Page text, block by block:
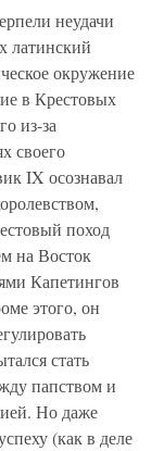
неудачи
латинский
окружение
в Крестовых
из-за
своего
IX осознавал
поход
на Восток
Капетингов
этого, он
стать
папством и
Но даже
(как в деле